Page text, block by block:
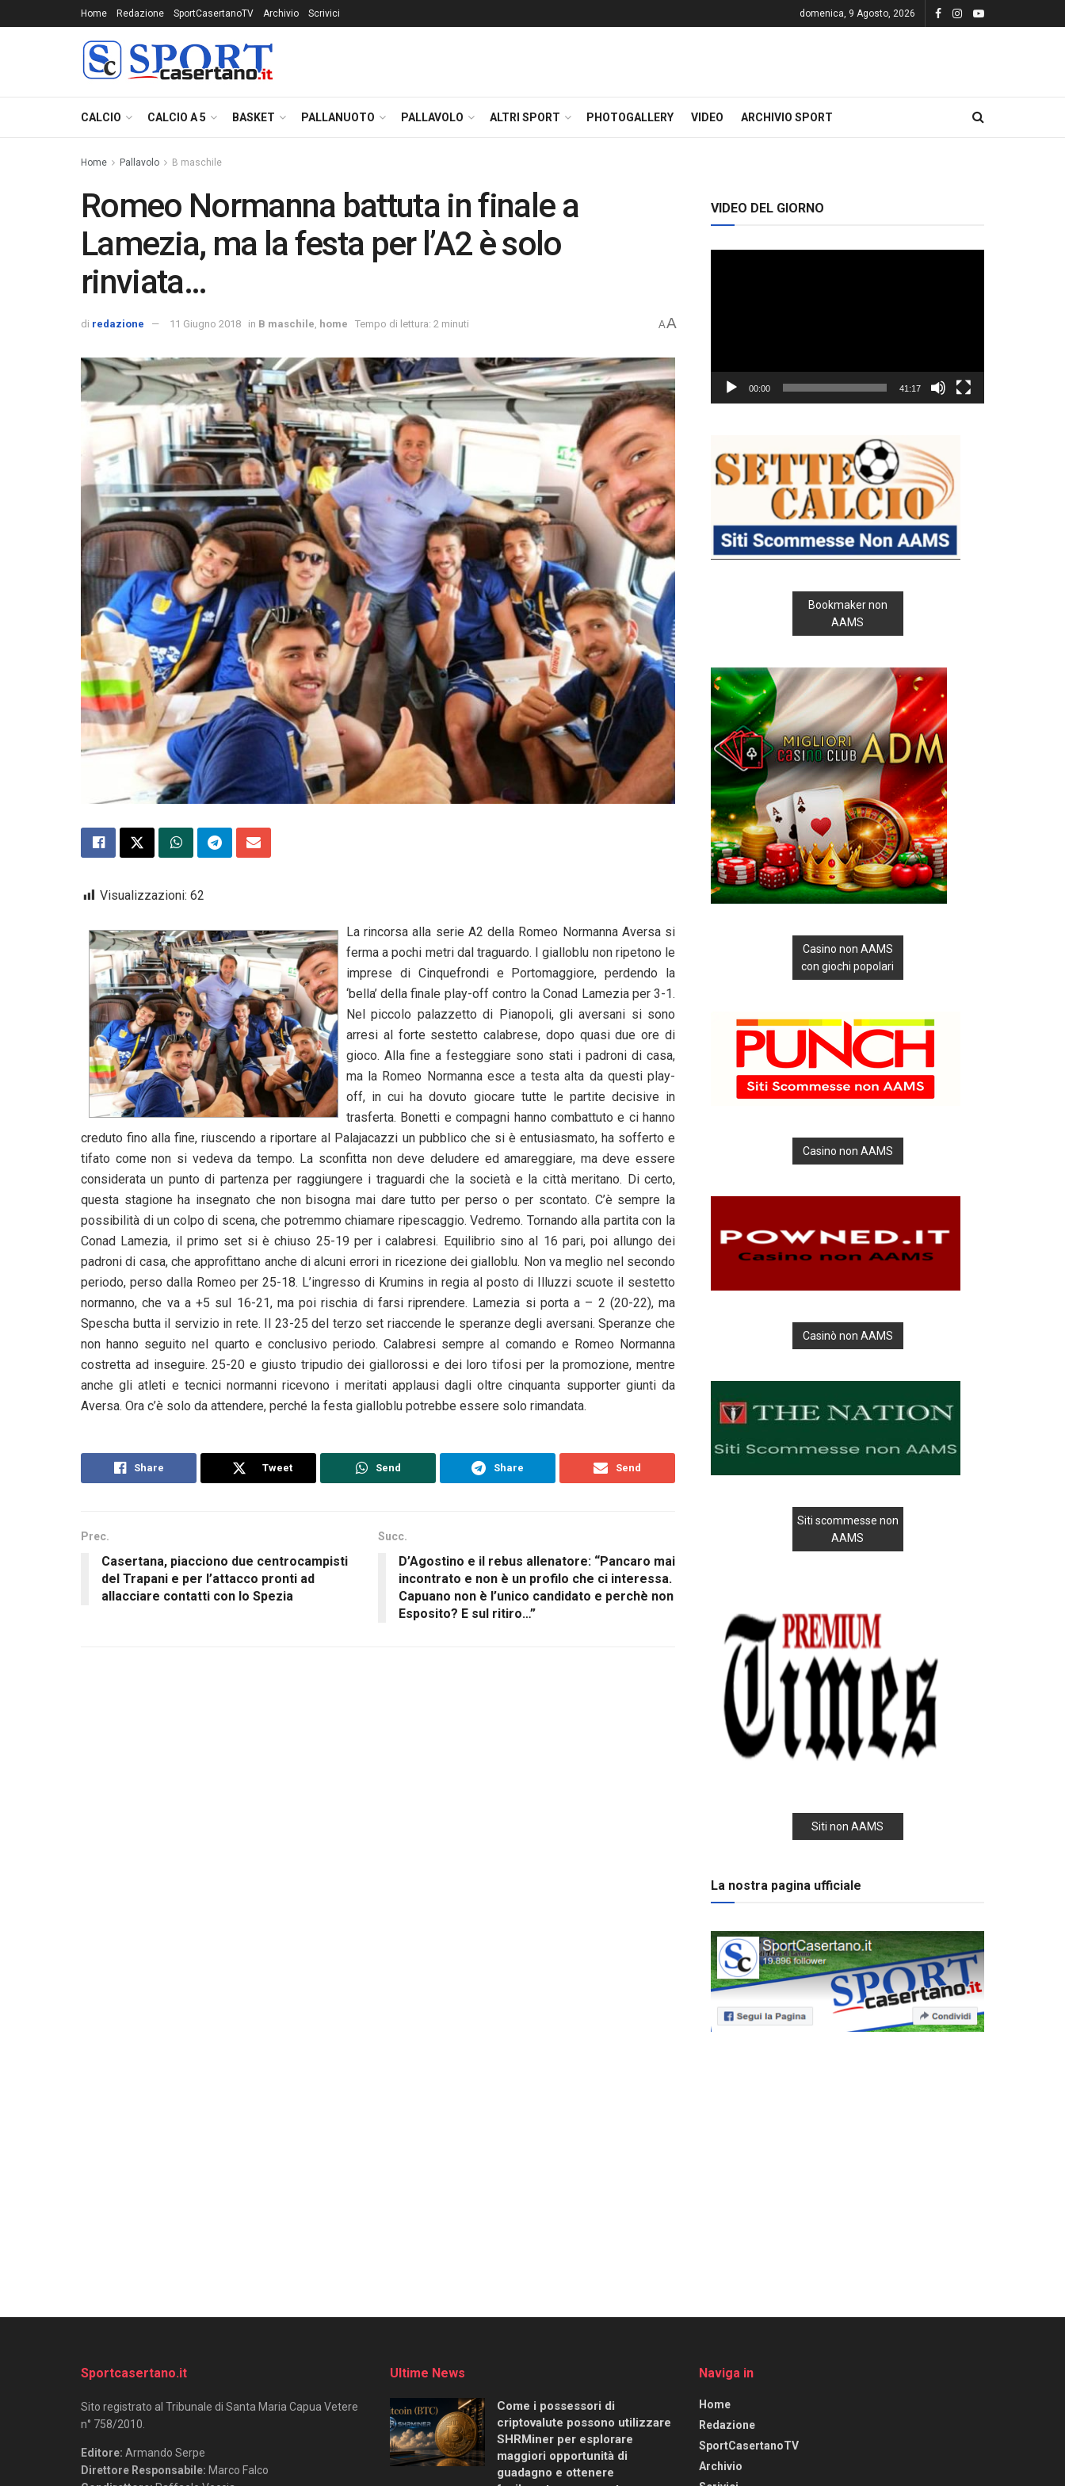
Home Redazione SportCasertanoTV Archivio Scrivici domenica, 9 Agosto, 2026
CALCIO CALCIO A 5 BASKET PALLANUOTO PALLAVOLO ALTRI SPORT PHOTOGALLERY VIDEO ARCHIVIO SPORT
Home Pallavolo B maschile
Romeo Normanna battuta in finale a
Lamezia, ma la festa per l’A2 è solo
rinviata…
di redazione 11 Giugno 2018 in B maschile home Tempo di lettura: 2 minuti AA
Visualizzazioni: 62
La rincorsa alla serie A2 della Romeo Normanna Aversa si
ferma a pochi metri dal traguardo. I gialloblu non ripetono le
imprese di Cinquefrondi e Portomaggiore, perdendo la
‘bella’ della finale play-off contro la Conad Lamezia per 3-1.
Nel piccolo palazzetto di Pianopoli, gli aversani si sono
arresi al forte sestetto calabrese, dopo quasi due ore di
gioco. Alla fine a festeggiare sono stati i padroni di casa,
ma la Romeo Normanna esce a testa alta da questi play-
off, in cui ha dovuto giocare tutte le partite decisive in
trasferta. Bonetti e compagni hanno combattuto e ci hanno
creduto fino alla fine, riuscendo a riportare al Palajacazzi un pubblico che si è entusiasmato, ha sofferto e
tifato come non si vedeva da tempo. La sconfitta non deve deludere ed amareggiare, ma deve essere
considerata un punto di partenza per raggiungere i traguardi che la società e la città meritano. Di certo,
questa stagione ha insegnato che non bisogna mai dare tutto per perso o per scontato. C’è sempre la
possibilità di un colpo di scena, che potremmo chiamare ripescaggio. Vedremo. Tornando alla partita con la
Conad Lamezia, il primo set si è chiuso 25-19 per i calabresi. Equilibrio sino al 16 pari, poi allungo dei
padroni di casa, che approfittano anche di alcuni errori in ricezione dei gialloblu. Non va meglio nel secondo
periodo, perso dalla Romeo per 25-18. L’ingresso di Krumins in regia al posto di Illuzzi scuote il sestetto
normanno, che va a +5 sul 16-21, ma poi rischia di farsi riprendere. Lamezia si porta a – 2 (20-22), ma
Spescha butta il servizio in rete. Il 23-25 del terzo set riaccende le speranze degli aversani. Speranze che
non hanno seguito nel quarto e conclusivo periodo. Calabresi sempre al comando e Romeo Normanna
costretta ad inseguire. 25-20 e giusto tripudio dei giallorossi e dei loro tifosi per la promozione, mentre
anche gli atleti e tecnici normanni ricevono i meritati applausi dagli oltre cinquanta supporter giunti da
Aversa. Ora c’è solo da attendere, perché la festa gialloblu potrebbe essere solo rimandata.
Share Tweet Send Share Send
Prec.
Casertana, piacciono due centrocampisti
del Trapani e per l’attacco pronti ad
allacciare contatti con lo Spezia
Succ.
D’Agostino e il rebus allenatore: “Pancaro mai
incontrato e non è un profilo che ci interessa.
Capuano non è l’unico candidato e perchè non
Esposito? E sul ritiro…”
VIDEO DEL GIORNO
00:00 41:17
Bookmaker non
AAMS
Casino non AAMS
con giochi popolari
Casino non AAMS
Casinò non AAMS
Siti scommesse non
AAMS
Siti non AAMS
La nostra pagina ufficiale
Sportcasertano.it
Sito registrato al Tribunale di Santa Maria Capua Vetere
n° 758/2010.
Editore: Armando Serpe
Direttore Responsabile: Marco Falco
Ultime News
Come i possessori di
criptovalute possono utilizzare
SHRMiner per esplorare
maggiori opportunità di
guadagno e ottenere
Naviga in
Home
Redazione
SportCasertanoTV
Archivio